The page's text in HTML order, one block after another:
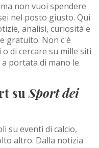
non vuoi spendere
nel posto giusto. Qui
analisi, curiosità e
gratuito. Non c'è
di cercare su mille siti
portata di mano le
suSport dei
su eventi di calcio,
altro. Dalla notizia